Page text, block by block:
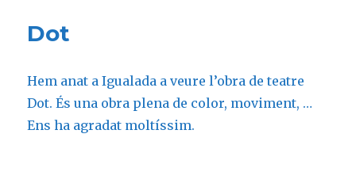
Dot
Hem anat a Igualada a veure l’obra de teatre
Dot. És una obra plena de color, moviment, …
Ens ha agradat moltíssim.